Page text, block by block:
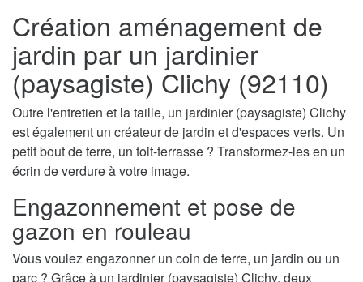
Création aménagement de
jardin par un jardinier
(paysagiste) Clichy (92110)
Outre l'entretien et la taille, un jardinier (paysagiste) Clichy
est également un créateur de jardin et d'espaces verts. Un
petit bout de terre, un toit-terrasse ? Transformez-les en un
écrin de verdure à votre image.
Engazonnement et pose de
gazon en rouleau
Vous voulez engazonner un coin de terre, un jardin ou un
parc ? Grâce à un jardinier (paysagiste) Clichy, deux